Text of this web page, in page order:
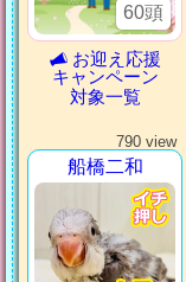
60頭
お迎え応援
キャンペーン
対象一覧
790 view
船橋二和